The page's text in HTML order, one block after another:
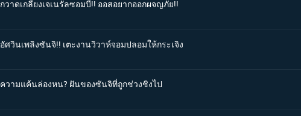
วาดเกลี้ยงเจเนรัลซอมบี้!! ออสอยากออกผจญภัย!!
ศวินเพลิงซันจิ!! เตะงานวิวาห์จอมปลอมให้กระเจิง
วามแค้นล่องหน? ฝันของซันจิที่ถูกช่วงชิงไป